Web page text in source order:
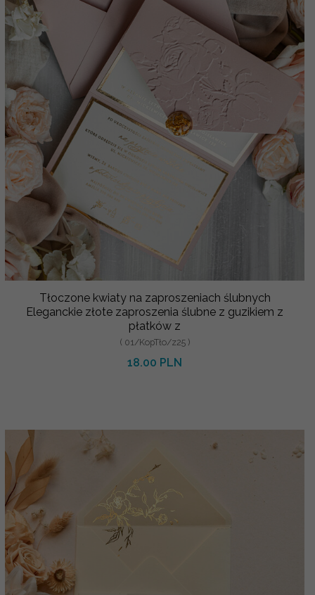
Tłoczone kwiaty na zaproszeniach ślubnych
Eleganckie złote zaproszenia ślubne z guzikiem z
płatków z
( 01/KopTło/z25 )
18.00 PLN